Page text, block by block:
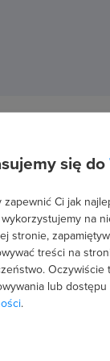
do
z tworzeniem
wykładów 21
gier od
gier w
się do
zapewnić Ci jak
na
stronie,
treści na
Oczywiście
lub
.